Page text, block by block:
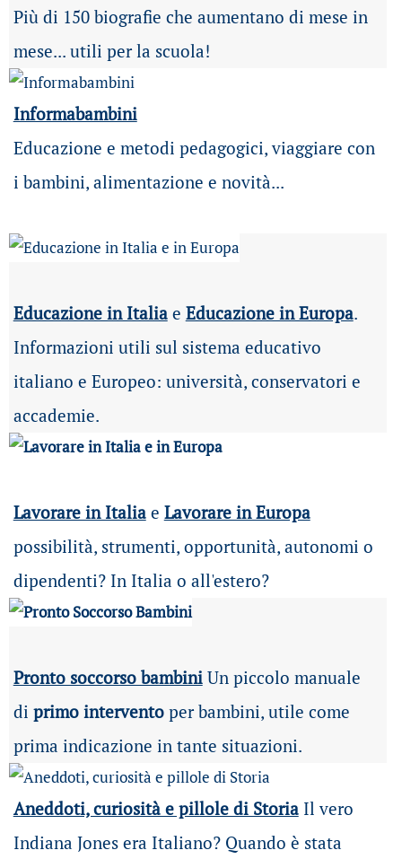
Più di 150 biografie che aumentano di mese in
mese... utili per la scuola!
Informabambini
Educazione e metodi pedagogici, viaggiare con
i bambini, alimentazione e novità...
Educazione in Italiae Educazione in Europa.
Informazioni utili sul sistema educativo
italiano e Europeo: università, conservatori e
accademie.
Lavorare in Italia e Lavorare in Europa
possibilità, strumenti, opportunità, autonomi o
dipendenti? In Italia o all'estero?
Pronto soccorso bambiniUn piccolo manuale
di primo interventoper bambini, utile come
prima indicazione in tante situazioni.
Aneddoti, curiosità e pillole di Storia Il vero
Indiana Jones era Italiano? Quando è stata